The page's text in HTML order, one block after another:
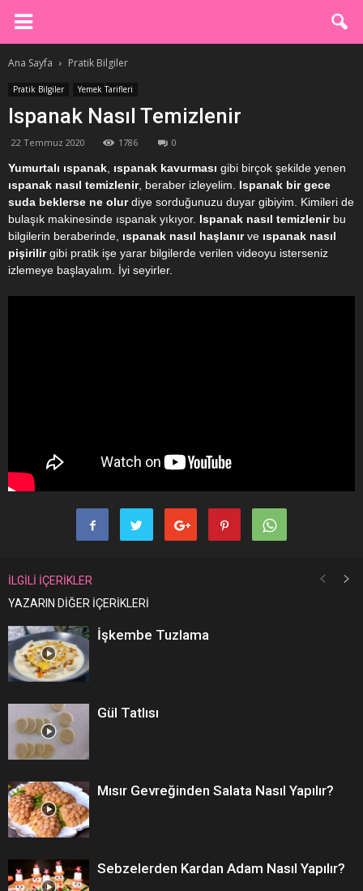
Ana Sayfa Pratik Bilgiler
Pratik Bilgiler Yemek Tarifleri
Ispanak Nasıl Temizlenir
22 Temmuz 2020 1786 0
Yumurtalı ıspanak ıspanak kavurması gibi birçok şekilde yenen
ıspanak nasıl temizlenir, beraber izleyelim. Ispanak bir gece
suda beklerse ne olurdiye sorduğunuzu duyar gibiyim. Kimileri de
bulaşık makinesinde ıspanak yıkıyor. Ispanak nasıl temizlenirbu
bilgilerin beraberinde, ıspanak nasıl haşlanırve ıspanak nasıl
pişirilirgibi pratik işe yarar bilgilerde verilen videoyu isterseniz
izlemeye başlayalım. İyi seyirler.
İLGİLİ İÇERİKLER
YAZARIN DİĞER İÇERİKLERİ
İşkembe Tuzlama
Gül Tatlısı
Mısır Gevreğinden Salata Nasıl Yapılır?
Sebzelerden Kardan Adam Nasıl Yapılır?